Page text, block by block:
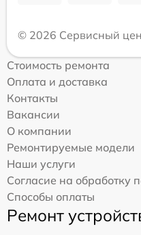
© 2026 Сервисный
Стоимость ремонта
Оплата и доставка
Контакты
Вакансии
О компании
Ремонтируемые модели
Наши услуги
Согласие на обработку
Способы оплаты
Ремонт